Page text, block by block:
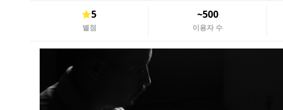
5
별점
~500
이용자 수